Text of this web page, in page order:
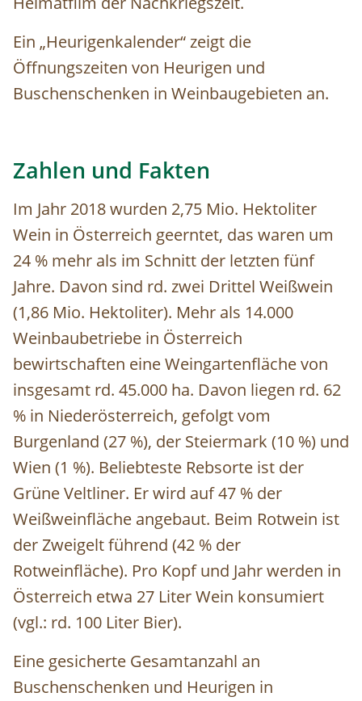
Ein „Heurigenkalender“ zeigt die
Öffnungszeiten von Heurigen und
Buschenschenken in Weinbaugebieten an.
Zahlen und Fakten
Im Jahr 2018 wurden 2,75 Mio. Hektoliter
Wein in Österreich geerntet, das waren um
24 % mehr als im Schnitt der letzten fünf
Jahre. Davon sind rd. zwei Drittel Weißwein
(1,86 Mio. Hektoliter). Mehr als 14.000
Weinbaubetriebe in Österreich
bewirtschaften eine Weingartenfläche von
insgesamt rd. 45.000 ha. Davon liegen rd. 62
% in Niederösterreich, gefolgt vom
Burgenland (27 %), der Steiermark (10 %) und
Wien (1 %). Beliebteste Rebsorte ist der
Grüne Veltliner. Er wird auf 47 % der
Weißweinfläche angebaut. Beim Rotwein ist
der Zweigelt führend (42 % der
Rotweinfläche). Pro Kopf und Jahr werden in
Österreich etwa 27 Liter Wein konsumiert
(vgl.: rd. 100 Liter Bier).
Eine gesicherte Gesamtanzahl an
Buschenschenken und Heurigen in